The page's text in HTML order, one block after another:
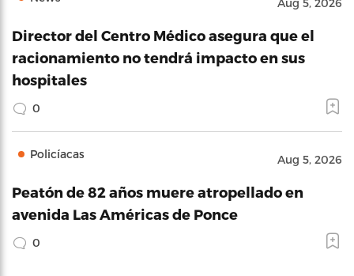
Aug 5, 2026
Director del Centro Médico asegura que el
racionamiento no tendrá impacto en sus
hospitales
0
Policíacas Aug 5, 2026
Peatón de 82 años muere atropellado en
avenida Las Américas de Ponce
0